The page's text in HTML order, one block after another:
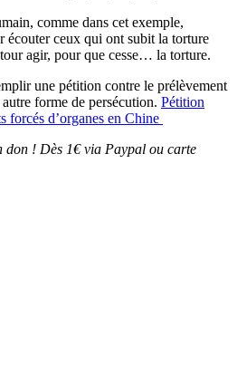
comme dans cet exemple,
écouter ceux qui ont subit la torture
agir, pour que cesse… la torture.
une pétition contre le prélèvement
forme de persécution. Pétition
forcés d’organes en Chine
don ! Dès 1€ via Paypal ou carte